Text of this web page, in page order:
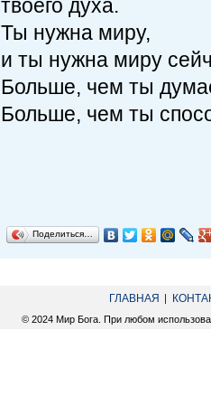
твоего духа.
Ты нужна миру,
и ты нужна миру
Больше, чем ты
Больше, чем ты
Поделиться…
ГЛАВНАЯ
© 2024 Мир Бога. При любом